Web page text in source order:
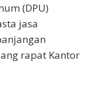
(DPU)
jasa
rapat Kantor